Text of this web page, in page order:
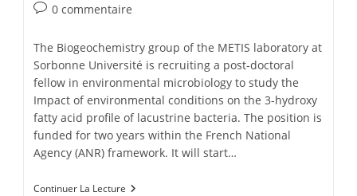
0 commentaire
The Biogeochemistry group of the METIS laboratory at
Sorbonne Université is recruiting a post-doctoral
fellow in environmental microbiology to study the
Impact of environmental conditions on the 3-hydroxy
fatty acid profile of lacustrine bacteria. The position is
funded for two years within the French National
Agency (ANR) framework. It will start…
Continuer La Lecture